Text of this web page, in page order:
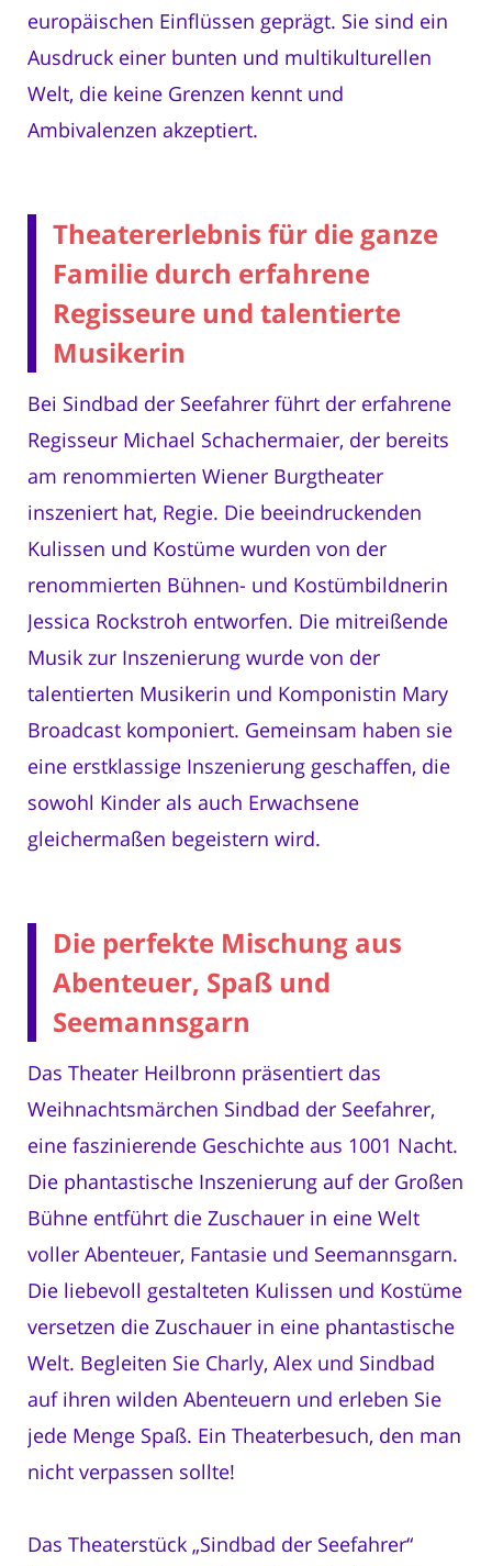
europäischen Einflüssen geprägt. Sie sind ein
Ausdruck einer bunten und multikulturellen
Welt, die keine Grenzen kennt und
Ambivalenzen akzeptiert.
Theatererlebnis für die ganze
Familie durch erfahrene
Regisseure und talentierte
Musikerin
Bei Sindbad der Seefahrer führt der erfahrene
Regisseur Michael Schachermaier, der bereits
am renommierten Wiener Burgtheater
inszeniert hat, Regie. Die beeindruckenden
Kulissen und Kostüme wurden von der
renommierten Bühnen- und Kostümbildnerin
Jessica Rockstroh entworfen. Die mitreißende
Musik zur Inszenierung wurde von der
talentierten Musikerin und Komponistin Mary
Broadcast komponiert. Gemeinsam haben sie
eine erstklassige Inszenierung geschaffen, die
sowohl Kinder als auch Erwachsene
gleichermaßen begeistern wird.
Die perfekte Mischung aus
Abenteuer, Spaß und
Seemannsgarn
Das Theater Heilbronn präsentiert das
Weihnachtsmärchen Sindbad der Seefahrer,
eine faszinierende Geschichte aus 1001 Nacht.
Die phantastische Inszenierung auf der Großen
Bühne entführt die Zuschauer in eine Welt
voller Abenteuer, Fantasie und Seemannsgarn.
Die liebevoll gestalteten Kulissen und Kostüme
versetzen die Zuschauer in eine phantastische
Welt. Begleiten Sie Charly, Alex und Sindbad
auf ihren wilden Abenteuern und erleben Sie
jede Menge Spaß. Ein Theaterbesuch, den man
nicht verpassen sollte!
Das Theaterstück „Sindbad der Seefahrer“